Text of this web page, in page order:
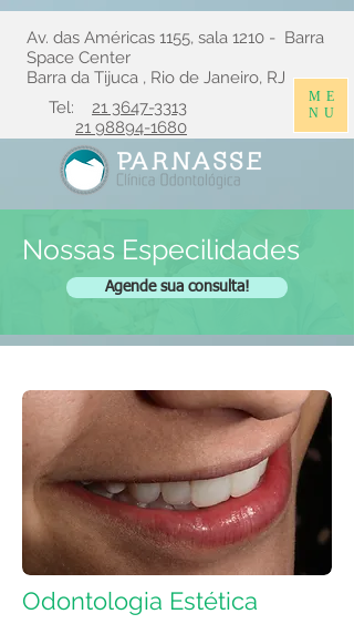
Tel: 21 3647-3313
21 98894-1680
Av. das Américas 1155, sala 1210 - Barra
Space Center
Barra da Tijuca , Rio de Janeiro, RJ
ME
NU
Nossas Especilidades
Agende sua consulta!
Odontologia Estética